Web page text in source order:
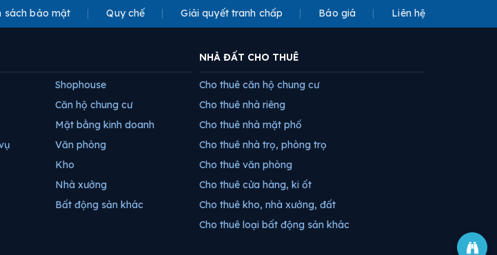
sách bảo mật Quy chế Giải quyết tranh chấp Báo giá Liên hệ
Shophouse
Căn hộ chung cư
Mặt bằng kinh doanh
Văn phòng
Kho
Nhà xưởng
Bất động sản khác
NHÀ ĐẤT CHO THUÊ
Cho thuê căn hộ chung cư
Cho thuê nhà riêng
Cho thuê nhà mặt phố
Cho thuê nhà trọ, phòng trọ
Cho thuê văn phòng
Cho thuê cửa hàng, ki ốt
Cho thuê kho, nhà xưởng, đất
Cho thuê loại bất động sản khác